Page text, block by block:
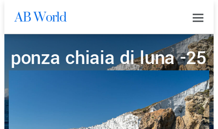
AB World
0
ponza chiaia di luna -25